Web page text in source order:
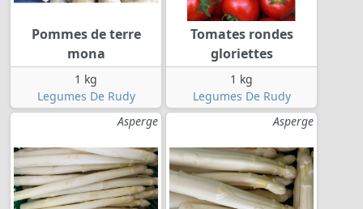
Pommes de terre
mona
1 kg
Legumes De Rudy
Tomates rondes
gloriettes
1 kg
Legumes De Rudy
Asperge
Asperge